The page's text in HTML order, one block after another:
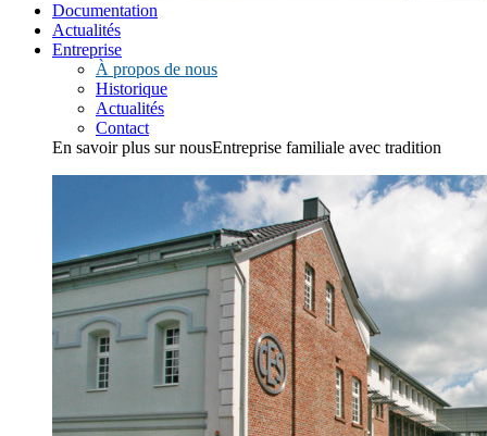
Documentation
Actualités
Entreprise
À propos de nous
Historique
Actualités
Contact
En savoir plus sur nousEntreprise familiale avec tradition